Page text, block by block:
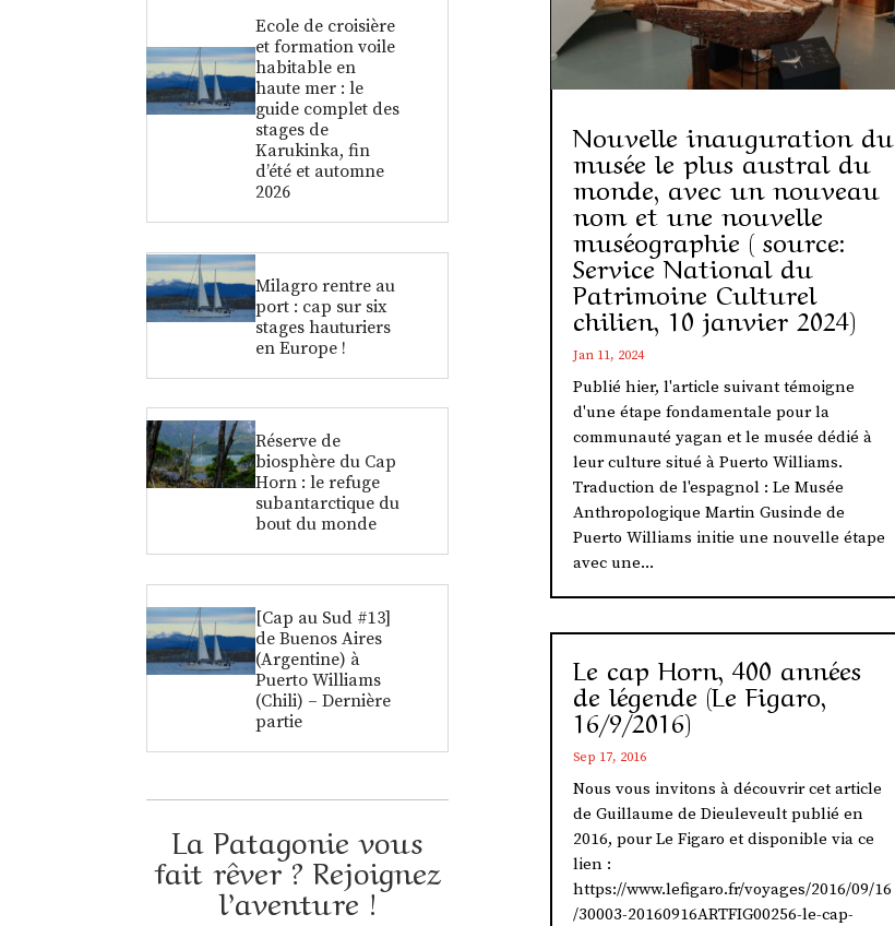
Ecole de croisière
et formation voile
habitable en
haute mer : le
guide complet des
stages de
Karukinka, fin
d’été et automne
2026
Milagro rentre au
port : cap sur six
stages hauturiers
en Europe !
Réserve de
biosphère du Cap
Horn : le refuge
subantarctique du
bout du monde
[Cap au Sud #13]
de Buenos Aires
(Argentine) à
Puerto Williams
(Chili) – Dernière
partie
La Patagonie vous
fait rêver ? Rejoignez
l’aventure !
Nouvelle inauguration du
musée le plus austral du
monde, avec un nouveau
nom et une nouvelle
muséographie ( source:
Service National du
Patrimoine Culturel
chilien, 10 janvier 2024)
Jan 11, 2024
Publié hier, l'article suivant témoigne
d'une étape fondamentale pour la
communauté yagan et le musée dédié à
leur culture situé à Puerto Williams.
Traduction de l'espagnol : Le Musée
Anthropologique Martin Gusinde de
Puerto Williams initie une nouvelle étape
avec une...
Le cap Horn, 400 années
de légende (Le Figaro,
16/9/2016)
Sep 17, 2016
Nous vous invitons à découvrir cet article
de Guillaume de Dieuleveult publié en
2016, pour Le Figaro et disponible via ce
lien :
https://www.lefigaro.fr/voyages/2016/09/16
/30003-20160916ARTFIG00256-le-cap-